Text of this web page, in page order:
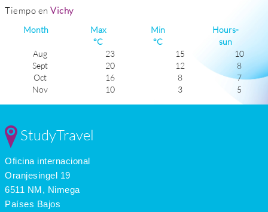
Tiempo en Vichy
Month
Max
°C
Min
°C
Hours-
sun
Aug
23 15
10
Sept
20 12
8
Oct
16 8
7
Nov
10 3
5
Mar
May
June
July
StudyTravel
Oficina internacional
Oranjesingel 19
6511 NM, Nimega
Países Bajos